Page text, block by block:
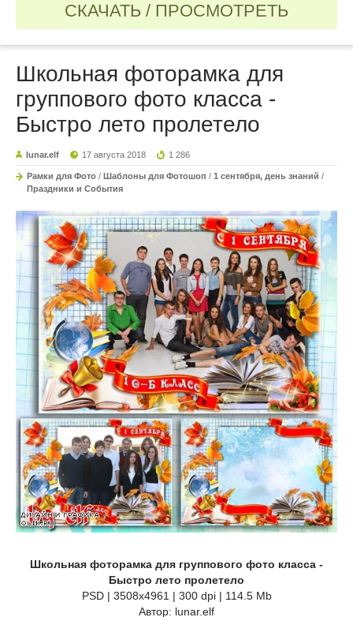
СКАЧАТЬ / ПРОСМОТРЕТЬ
Школьная фоторамка для
группового фото класса -
Быстро лето пролетело
lunar.elf 17 августа 2018 1 286
Рамки для Фото / Шаблоны для Фотошоп / 1 сентября, день знаний /
Праздники и События
Школьная фоторамка для группового фото класса -
Быстро лето пролетело
PSD | 3508х4961 | 300 dpi | 114.5 Mb
Автор: lunar.elf